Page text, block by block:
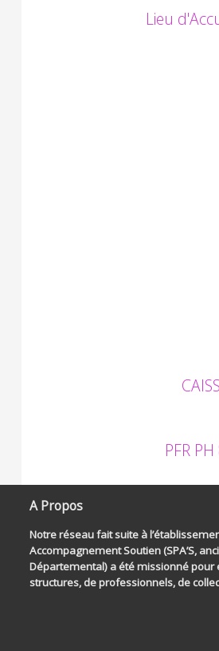
Lieu
PFR
A Propos
Notre réseau fait suite à
Accompagnement Soutien (SPA’S,
Départemental) a été missionné pour
structures, de professionnels, de